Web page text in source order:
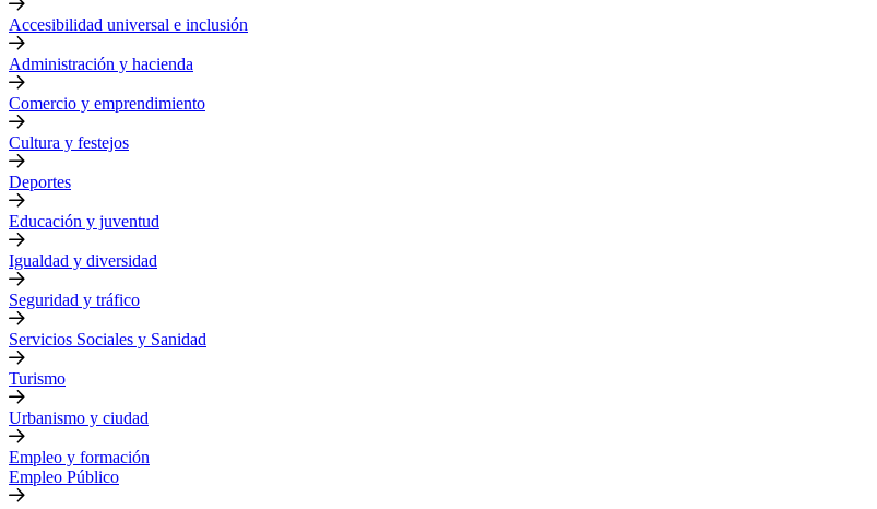
Accesibilidad universal e inclusión
Administración y hacienda
Comercio y emprendimiento
Cultura y festejos
Deportes
Educación y juventud
Igualdad y diversidad
Seguridad y tráfico
Servicios Sociales y Sanidad
Turismo
Urbanismo y ciudad
Empleo y formación
Empleo Público